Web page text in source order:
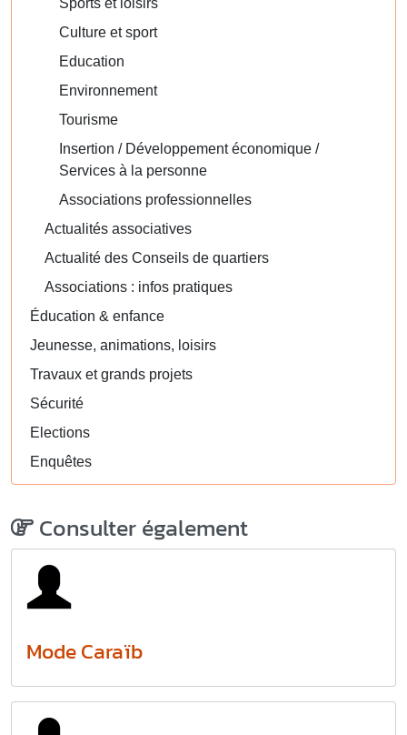
Sports et loisirs
Culture et sport
Education
Environnement
Tourisme
Insertion / Développement économique /
Services à la personne
Associations professionnelles
Actualités associatives
Actualité des Conseils de quartiers
Associations : infos pratiques
Éducation & enfance
Jeunesse, animations, loisirs
Travaux et grands projets
Sécurité
Elections
Enquêtes
Consulter également
Mode Caraïb